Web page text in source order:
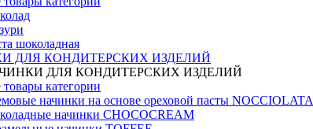
шоколадная
ДЛЯ КОНДИТЕРСКИХ ИЗДЕЛИЙ
ДЛЯ КОНДИТЕРСКИХ ИЗДЕЛИЙ
товары категории
начинки на основе ореховой пасты NOCCIOLATA
начинки CHOCOCREAM